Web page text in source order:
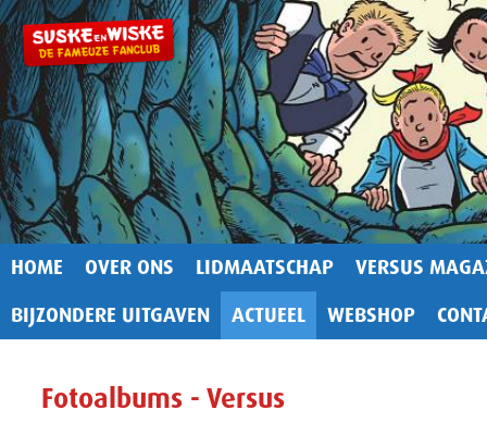
HOME OVER ONS LIDMAATSCHAP
VERSUS
BIJZONDERE UITGAVEN
ACTUEEL WEBSHOP
Fotoalbums - Versus